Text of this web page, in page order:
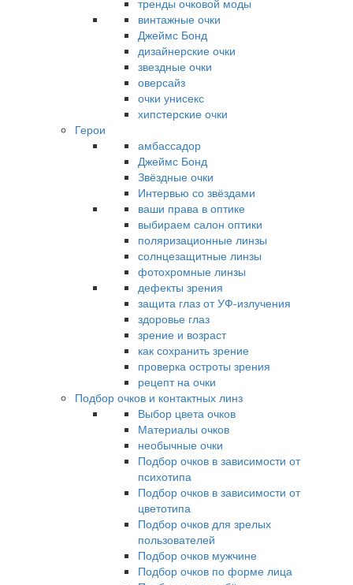
тренды очковой моды
винтажные очки
Джеймс Бонд
дизайнерские очки
звездные очки
оверсайз
очки унисекс
хипстерские очки
Герои
амбассадор
Джеймс Бонд
Звёздные очки
Интервью со звёздами
ваши права в оптике
выбираем салон оптики
поляризационные линзы
солнцезащитные линзы
фотохромные линзы
дефекты зрения
защита глаз от УФ-излучения
здоровье глаз
зрение и возраст
как сохранить зрение
проверка остроты зрения
рецепт на очки
Подбор очков и контактных линз
Выбор цвета очков
Материалы очков
необычные очки
Подбор очков в зависимости от
психотипа
Подбор очков в зависимости от
цветотипа
Подбор очков для зрелых
пользователей
Подбор очков мужчине
Подбор очков по форме лица